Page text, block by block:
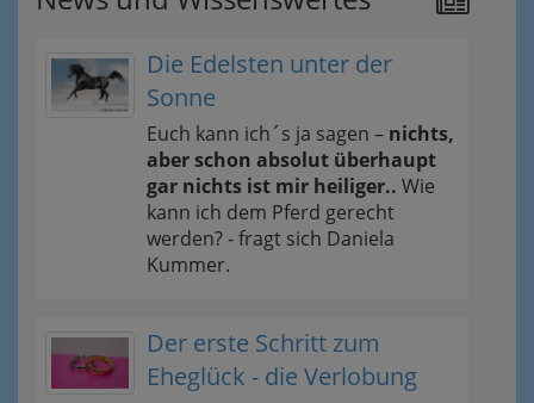
Die Edelsten unter der
Sonne
Euch kann ich´s ja sagen – nichts,
aber schon absolut überhaupt
gar nichts ist mir heiliger.. Wie
kann ich dem Pferd gerecht
werden? - fragt sich Daniela
Kummer.
Der erste Schritt zum
Eheglück - die Verlobung